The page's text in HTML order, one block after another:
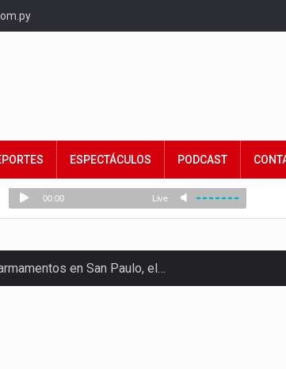
ESPECTÁCULOS PODCAST
en San Paulo, el…
(MEC) ha confirmado la…